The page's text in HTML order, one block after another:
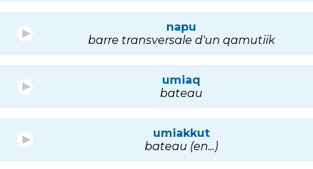
napu
barre transversale d'un qamutiik
umiaq
bateau
umiakkut
bateau (en...)